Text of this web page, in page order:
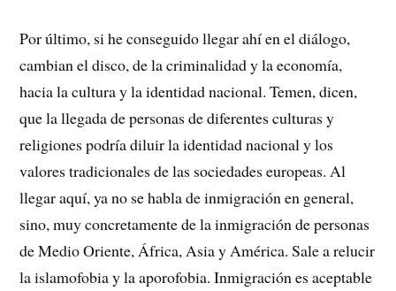
Por último, si he conseguido llegar ahí en el diálogo,
cambian el disco, de la criminalidad y la economía,
hacia la cultura y la identidad nacional. Temen, dicen,
que la llegada de personas de diferentes culturas y
religiones podría diluir la identidad nacional y los
valores tradicionales de las sociedades europeas. Al
llegar aquí, ya no se habla de inmigración en general,
sino, muy concretamente de la inmigración de personas
de Medio Oriente, África, Asia y América. Sale a relucir
la islamofobia y la aporofobia. Inmigración es aceptable